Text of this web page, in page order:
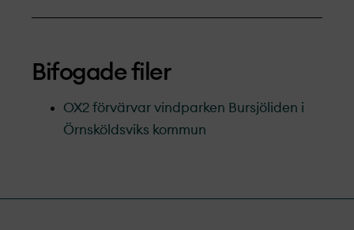
Bifogade filer
OX2 förvärvar vindparken Bursjöliden i
Örnsköldsviks kommun